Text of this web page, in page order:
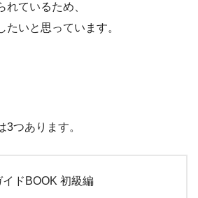
れているため、
いと思っています。
3つあります。
ドBOOK 初級編